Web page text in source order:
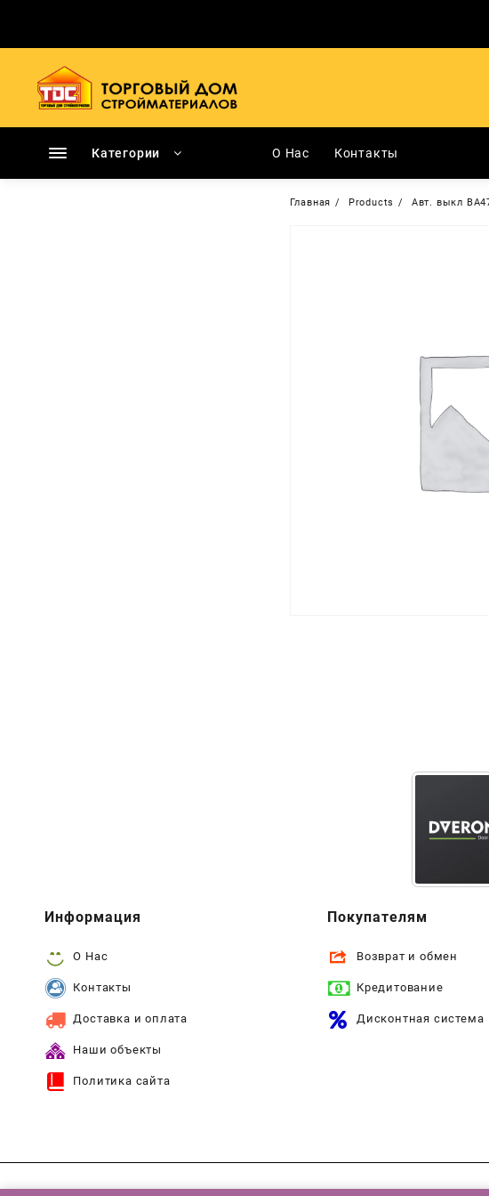
содержимому
Категории О Нас Контакты
Главная Products Авт. выкл
Информация
О Нас
Контакты
Доставка и оплата
Наши объекты
Политика сайта
Покупателям
Возврат и обмен
Кредитование
Дисконтная система